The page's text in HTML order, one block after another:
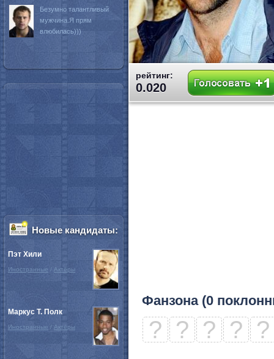
рейтинг:
0.020
Фанзона (0
? ? ? ? ?
Безумно талантливый
мужчина.Я прям
влюбилась)))
Новые кандидаты:
Пэт Хили
Иностранные / Актёры
Маркус Т. Полк
Иностранные / Актёры